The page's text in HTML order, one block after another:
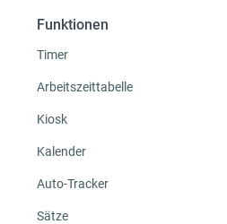
Funktionen
Timer
Arbeitszeittabelle
Kiosk
Kalender
Auto-Tracker
Sätze